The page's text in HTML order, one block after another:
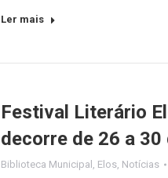
Ler mais
Festival Literário
decorre de 26 a
Biblioteca Municipal Elos Notícias